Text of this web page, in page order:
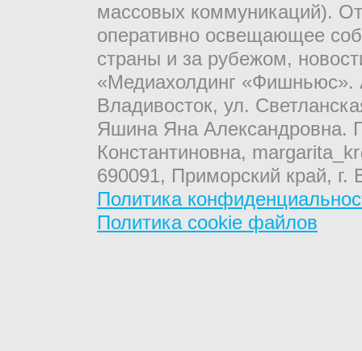
массовых коммуникаций).
оперативно освещающее
страны и за рубежом,
«Медиахолдинг «Фишньюс».
Владивосток, ул.
Яшина Яна Александровна.
Константиновна,
690091, Приморский край,
Политика
Политика cookie файлов